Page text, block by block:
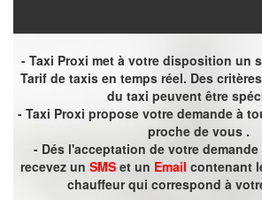
- Taxi Proxi met à votre disposition un
Tarif de taxis en temps réel. Des
du taxi peuvent être
- Taxi Proxi propose votre demande à
proche de vous .
- Dés l'acceptation de votre
recevez un SMSet un Email contenant
chauffeur qui correspond à